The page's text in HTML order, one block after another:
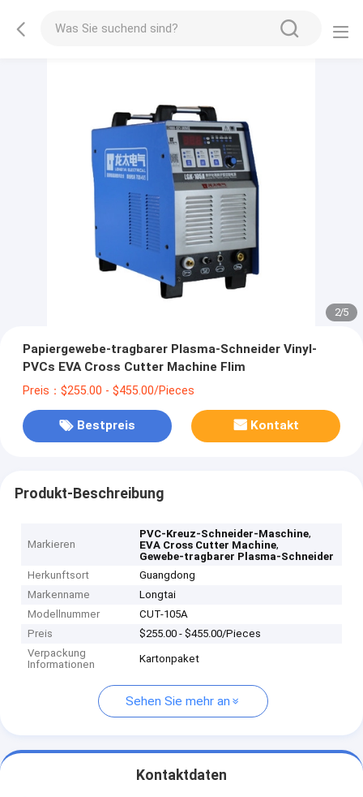
2/5
Papiergewebe-tragbarer Plasma-Schneider Vinyl-
PVCs EVA Cross Cutter Machine Flim
Preis：$255.00 - $455.00/Pieces
Bestpreis Kontakt
Produkt-Beschreibung
Markieren
PVC-Kreuz-Schneider-Maschine,
EVA Cross Cutter Machine,
Gewebe-tragbarer Plasma-Schneider
Herkunftsort
Guangdong
Markenname
Longtai
Modellnummer
CUT-105A
Preis
$255.00 - $455.00/Pieces
Verpackung
Informationen
Kartonpaket
Sehen Sie mehr an
Kontaktdaten